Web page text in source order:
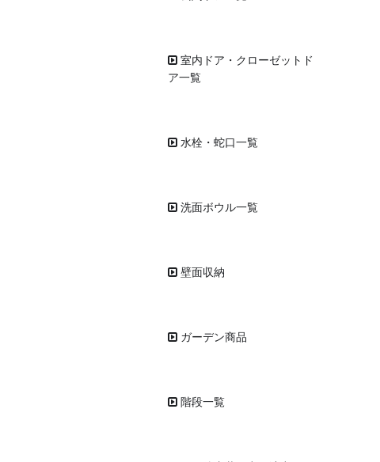
室内ドア・クローゼットド
ア一覧
水栓・蛇口一覧
洗面ボウル一覧
壁面収納
ガーデン商品
階段一覧